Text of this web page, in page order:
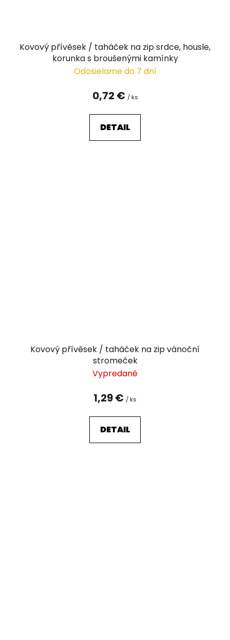
Kovový přívěsek / taháček na zip srdce, housle,
korunka s broušenými kamínky
Odosielame do 7 dní
0,72 € / ks
DETAIL
Kovový přívěsek / taháček na zip vánoční
stromeček
Vypredané
1,29 € / ks
DETAIL